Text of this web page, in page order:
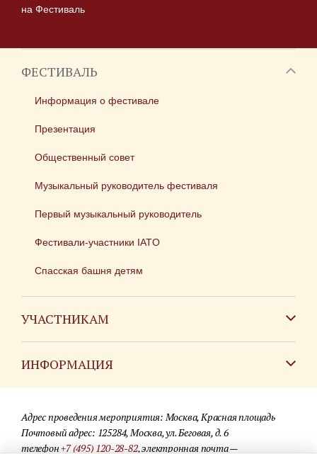
на Фестиваль
ФЕСТИВАЛЬ
Информация о фестивале
Презентация
Общественный совет
Музыкальный руководитель фестиваля
Первый музыкальный руководитель
Фестивали-участники IATO
Спасская башня детям
УЧАСТНИКАМ
ИНФОРМАЦИЯ
Для СМИ
Где купить билеты
Адрес проведения мероприятия: Москва, Красная площадь
Почтовый адрес: 125284, Москва, ул. Беговая, д. 6
телефон+7 (495) 120-28-82, электронная почта —